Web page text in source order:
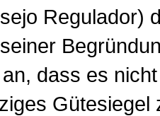
Regulador)
dass es
Gütesiegel